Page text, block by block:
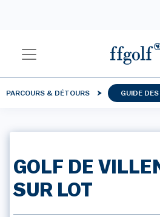
PARCOURS & DÉTOURS GUIDE
GOLF DE
SUR LOT